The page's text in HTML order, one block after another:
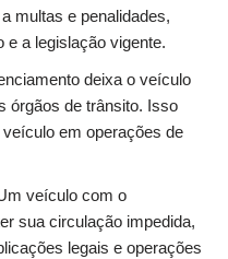
multas e penalidades,
e a legislação vigente.
deixa o veículo
órgãos de trânsito. Isso
em operações de
veículo com o
sua circulação impedida,
legais e operações